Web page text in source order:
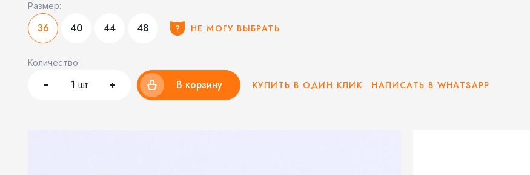
Размер:
36 40 44 48 НЕ МОГУ ВЫБРАТЬ
Количество:
1 шт В корзину КУПИТЬ В ОДИН КЛИК НАПИСАТЬ В WHATSAPP